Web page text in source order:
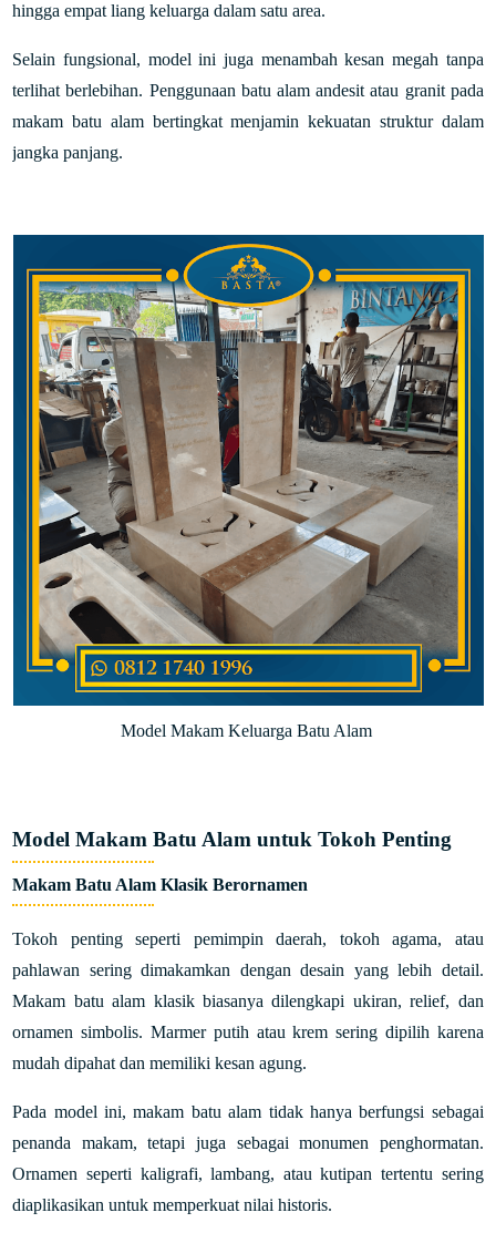
hingga empat liang keluarga dalam satu area.
Selain fungsional, model ini juga menambah kesan megah tanpa
terlihat berlebihan. Penggunaan batu alam andesit atau granit pada
makam batu alam bertingkat menjamin kekuatan struktur dalam
jangka panjang.
Model Makam Keluarga Batu Alam
Model Makam Batu Alam untuk Tokoh Penting
Makam Batu Alam Klasik Berornamen
Tokoh penting seperti pemimpin daerah, tokoh agama, atau
pahlawan sering dimakamkan dengan desain yang lebih detail.
Makam batu alam klasik biasanya dilengkapi ukiran, relief, dan
ornamen simbolis. Marmer putih atau krem sering dipilih karena
mudah dipahat dan memiliki kesan agung.
Pada model ini, makam batu alam tidak hanya berfungsi sebagai
penanda makam, tetapi juga sebagai monumen penghormatan.
Ornamen seperti kaligrafi, lambang, atau kutipan tertentu sering
diaplikasikan untuk memperkuat nilai historis.